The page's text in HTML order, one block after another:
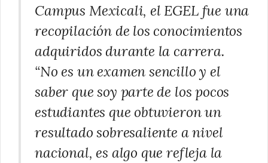
Campus Mexicali, el EGEL fue una
recopilación de los conocimientos
adquiridos durante la carrera.
“No es un examen sencillo y el
saber que soy parte de los pocos
estudiantes que obtuvieron un
resultado sobresaliente a nivel
nacional, es algo que refleja la